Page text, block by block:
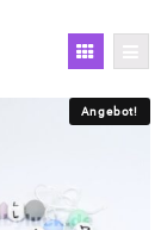
Angebot!